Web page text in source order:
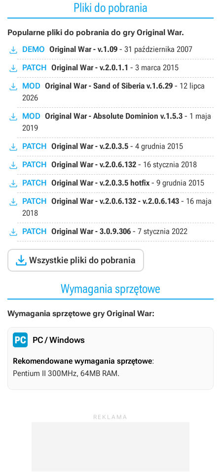
Pliki do pobrania
Popularne pliki do pobrania do gry Original War.
DEMO Original War - v.1.09 - 31 października 2007
PATCH Original War - v.2.0.1.1 - 3 marca 2015
MOD Original War - Sand of Siberia v.1.6.29 - 12 lipca
2026
MOD Original War - Absolute Dominion v.1.5.3 - 1 maja
2019
PATCH Original War - v.2.0.3.5 - 4 grudnia 2015
PATCH Original War - v.2.0.6.132 - 16 stycznia 2018
PATCH Original War - v.2.0.3.5 hotfix - 9 grudnia 2015
PATCH Original War - v.2.0.6.132 - v.2.0.6.143 - 16 maja
2018
PATCH Original War - 3.0.9.306 - 7 stycznia 2022
 Wszystkie pliki do pobrania
Wymagania sprzętowe
Wymagania sprzętowe gry Original War:
PC / Windows
Rekomendowane wymagania sprzętowe:
Pentium II 300MHz, 64MB RAM.